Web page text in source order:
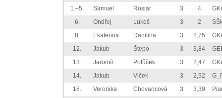
1.–5.
Samuel Rosiar 3 4
6.
Ondřej Lukeš 3 2
8.
Ekaterina Danilina 3 2,75
12.
Jakub Štepo 3 3,84
13.
Jaromír Potůček 3 2,47
14.
Jakub Vlček 3 2,92
18.
Veronika Chovancová 3 3,39